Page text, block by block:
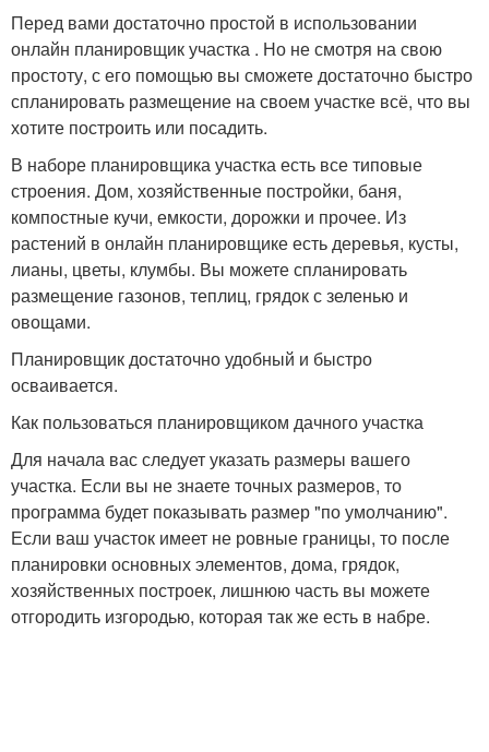
Перед вами достаточно простой в использовании
онлайн планировщик участка . Но не смотря на свою
простоту, с его помощью вы сможете достаточно быстро
спланировать размещение на своем участке всё, что вы
хотите построить или посадить.
В наборе планировщика участка есть все типовые
строения. Дом, хозяйственные постройки, баня,
компостные кучи, емкости, дорожки и прочее. Из
растений в онлайн планировщике есть деревья, кусты,
лианы, цветы, клумбы. Вы можете спланировать
размещение газонов, теплиц, грядок с зеленью и
овощами.
Планировщик достаточно удобный и быстро
осваивается.
Как пользоваться планировщиком дачного участка
Для начала вас следует указать размеры вашего
участка. Если вы не знаете точных размеров, то
программа будет показывать размер "по умолчанию".
Если ваш участок имеет не ровные границы, то после
планировки основных элементов, дома, грядок,
хозяйственных построек, лишнюю часть вы можете
отгородить изгородью, которая так же есть в набре.